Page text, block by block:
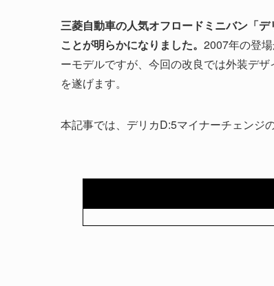
三菱自動車の人気オフロードミニバン「
ことが明らかになりました。 2007年の登
ーモデルですが、今回の改良では外装デ
を遂げます。
本記事では、デリカD:5マイナーチェンジ